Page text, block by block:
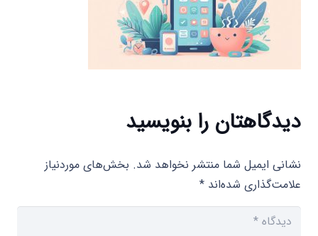
دیدگاهتان را بنویسید
نشانی ایمیل شما منتشر نخواهد شد. بخش‌های موردنیاز
علامت‌گذاری شده‌اند *